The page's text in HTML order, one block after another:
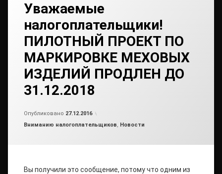
Уважаемые
налогоплательщики!
ПИЛОТНЫЙ ПРОЕКТ ПО
МАРКИРОВКЕ МЕХОВЫХ
ИЗДЕЛИЙ ПРОДЛЕН ДО
31.12.2018
Опубликовано 27.12.2016
Рубрики:
Вниманию налогоплательщиков, Новости
Вы получили это сообщение, потому что одним из